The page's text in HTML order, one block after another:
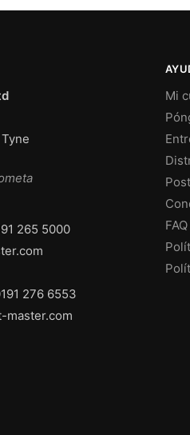
265 5000
276 6553
master.com
Mi